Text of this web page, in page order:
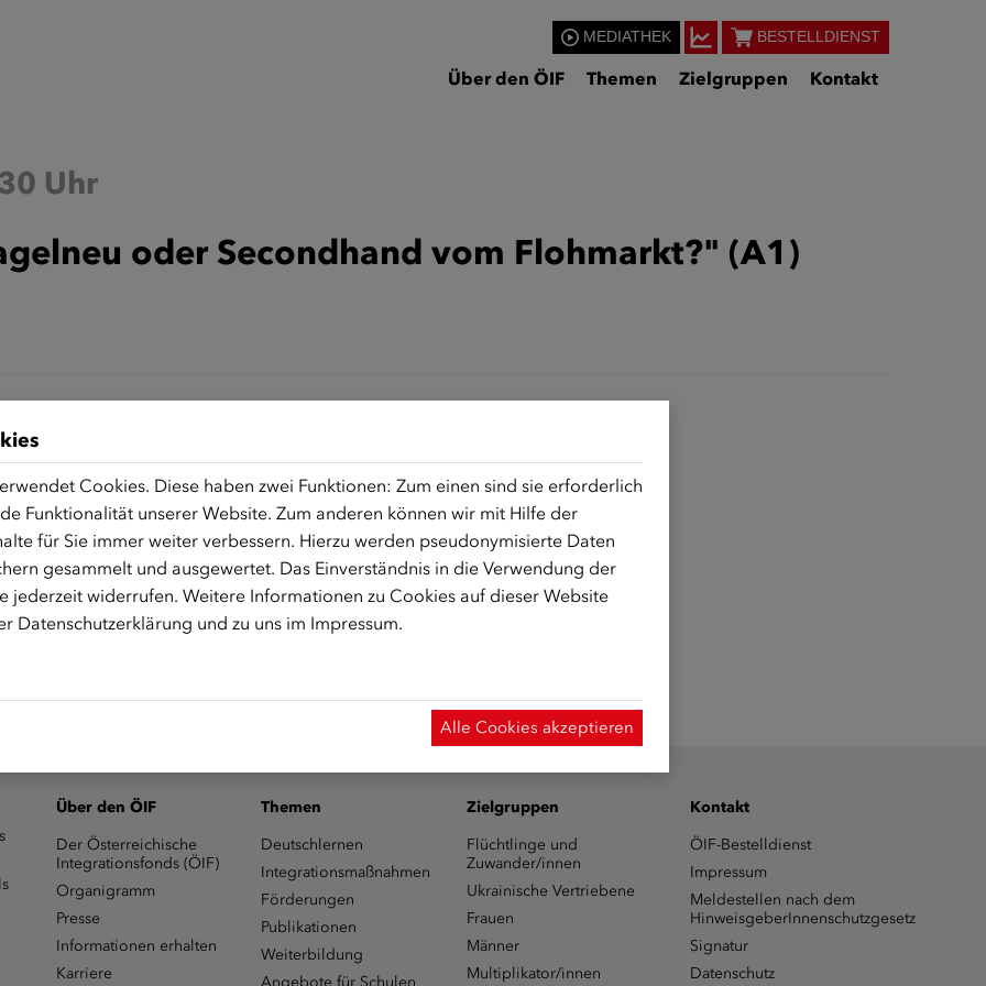
MEDIATHEK BESTELLDIENST
Über den ÖIF Themen Zielgruppen Kontakt
Uhr
oder Secondhand vom Flohmarkt?" (A1)
Start des Onlinekurses aktiviert.)
Über den ÖIF
Der Österreichische
Integrationsfonds (ÖIF)
Organigramm
Presse
Informationen erhalten
Karriere
Themen
Deutschlernen
Integrationsmaßnahmen
Förderungen
Publikationen
Weiterbildung
Angebote für Schulen
Zielgruppen
Flüchtlinge und
Zuwander/innen
Ukrainische Vertriebene
Frauen
Männer
Multiplikator/innen
Kontakt
ÖIF-Bestelldienst
Impressum
Meldestellen nach dem
HinweisgeberInnenschutzgesetz
Signatur
Datenschutz
Cookies. Diese haben zwei Funktionen: Zum einen sind sie erforderlich
Funktionalität unserer Website. Zum anderen können wir mit Hilfe der
für Sie immer weiter verbessern. Hierzu werden pseudonymisierte Daten
gesammelt und ausgewertet. Das Einverständnis in die Verwendung der
jederzeit widerrufen. Weitere Informationen zu Cookies auf dieser Website
Datenschutzerklärung und zu uns im Impressum.
Alle Cookies akzeptieren